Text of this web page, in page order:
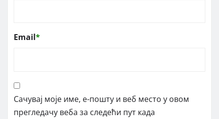
Email*
Сачувај моје име, е-пошту и веб место у овом
прегледачу веба за следећи пут када